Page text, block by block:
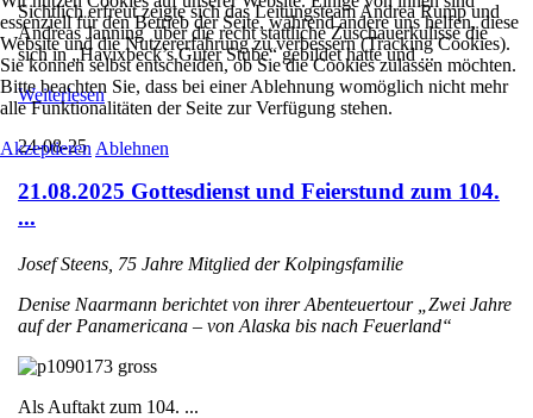
Sichtlich erfreut zeigte sich das Leitungsteam Andrea Rump und
Andreas Janning über die recht stattliche Zuschauerkulisse die
sich in „Havixbeck’s Guter Stube“ gebildet hatte und ...
Weiterlesen
24-08-25
21.08.2025 Gottesdienst und Feierstund zum 104.
...
Josef Steens, 75 Jahre Mitglied der Kolpingsfamilie
Denise Naarmann berichtet von ihrer Abenteuertour „Zwei Jahre
auf der Panamericana – von Alaska bis nach Feuerland“
Als Auftakt zum 104. ...
essenziell für den Betrieb der Seite, während andere uns helfen, diese
Website und die Nutzererfahrung zu verbessern (Tracking Cookies).
Sie können selbst entscheiden, ob Sie die Cookies zulassen möchten.
Bitte beachten Sie, dass bei einer Ablehnung womöglich nicht mehr
alle Funktionalitäten der Seite zur Verfügung stehen.
Akzeptieren Ablehnen